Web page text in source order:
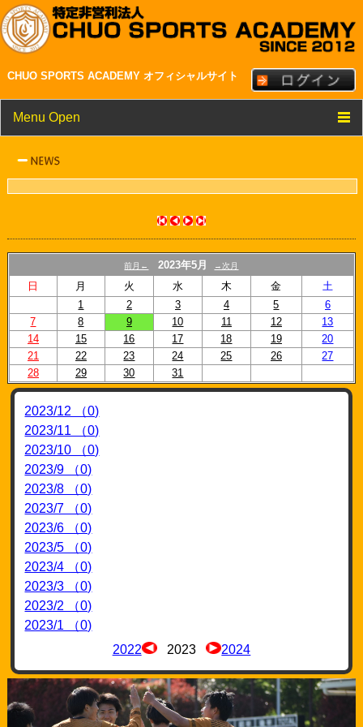
CHUO SPORTS ACADEMY オフィシャルサイト
Menu Open
スケジュール
リンク
前月← 2023年5月 →次月
日 月 火 水 木 金
土
1
2 3 4 5
6
7
8 9 10 11 12
13
14
15 16 17 18 19
20
21
22 23 24 25 26
27
28
29 30 31
2023/12 （0)
2023/11 （0)
2023/10 （0)
2023/9 （0)
2023/8 （0)
2023/7 （0)
2023/6 （0)
2023/5 （0)
2023/4 （0)
2023/3 （0)
2023/2 （0)
2023/1 （0)
2022
2023 2024